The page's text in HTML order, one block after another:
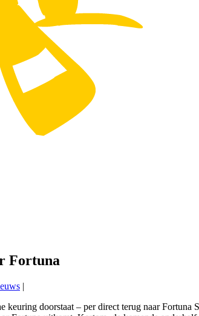
Fortuna
|
keuring doorstaat – per direct terug naar